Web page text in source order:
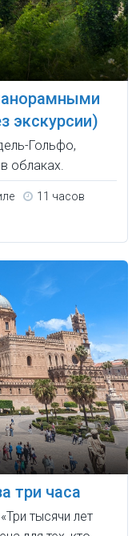
экскурсии)
Гольфо,
облаках.
11 часов
три часа
тысячи лет